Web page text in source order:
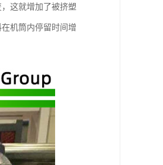
这就增加了被挤塑
机筒内停留时间增